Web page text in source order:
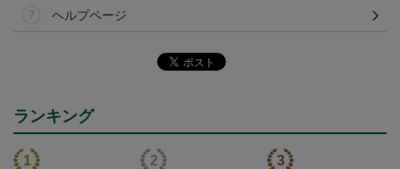
ヘルプページ
ランキング